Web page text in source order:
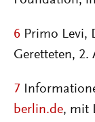
6 Primo Levi,
Geretteten, 2.
7
berlin.de, mit